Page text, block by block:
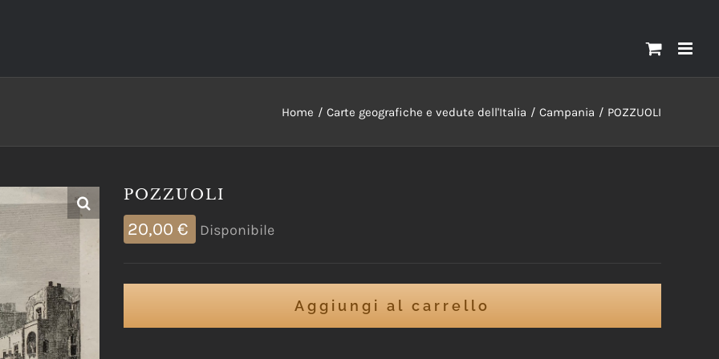
Home Carte geografiche e vedute dell'Italia Campania POZZUOLI
POZZUOLI
20,00 € Disponibile
Aggiungi al carrello